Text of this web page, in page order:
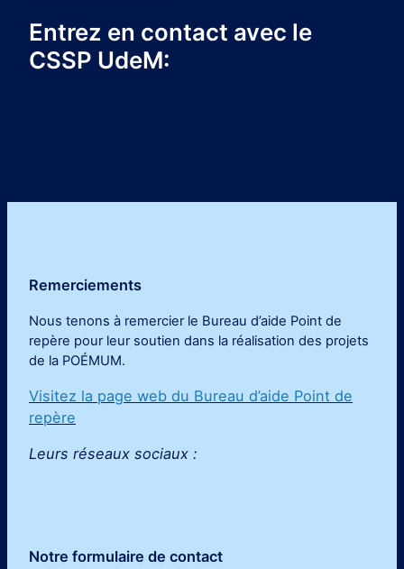
Entrez en contact avec le
CSSP UdeM:
Remerciements
Nous tenons à remercier le Bureau d’aide Point de
repère pour leur soutien dans la réalisation des projets
de la POÉMUM.
Visitez la page web du Bureau d’aide Point de
repère
Leurs réseaux sociaux :
Notre formulaire de contact